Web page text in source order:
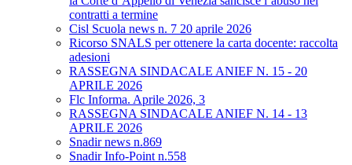
contratti a termine
Cisl Scuola news n. 7 20 aprile 2026
Ricorso SNALS per ottenere la carta docente: raccolta
adesioni
RASSEGNA SINDACALE ANIEF N. 15 - 20
APRILE 2026
Flc Informa. Aprile 2026, 3
RASSEGNA SINDACALE ANIEF N. 14 - 13
APRILE 2026
Snadir news n.869
Snadir Info-Point n.558